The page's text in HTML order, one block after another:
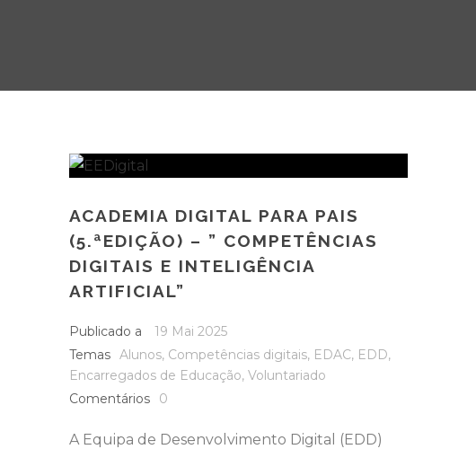
ACADEMIA DIGITAL PARA PAIS
(5.ªEDIÇÃO) – ” COMPETÊNCIAS
DIGITAIS E INTELIGÊNCIA
ARTIFICIAL”
Publicado a
19 Mai 2025
Temas Alunos, Competências digitais, EDAC, EDD,
Encarregados de Educação, Voluntariado
Comentários
0
A Equipa de Desenvolvimento Digital (EDD)